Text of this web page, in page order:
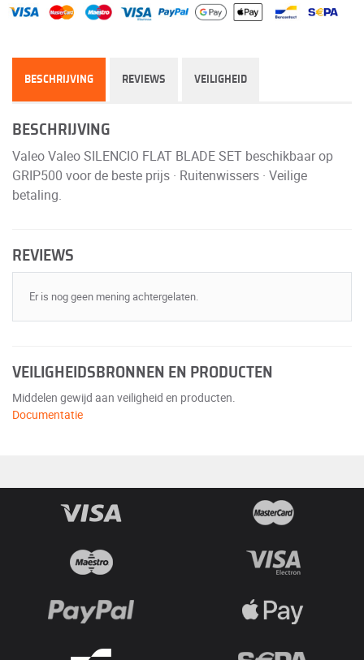
BESCHRIJVING REVIEWS VEILIGHEID
BESCHRIJVING
Valeo Valeo SILENCIO FLAT BLADE SET beschikbaar op
GRIP500 voor de beste prijs · Ruitenwissers · Veilige
betaling.
REVIEWS
Er is nog geen mening achtergelaten.
VEILIGHEIDSBRONNEN EN PRODUCTEN
Middelen gewijd aan veiligheid en producten.
Documentatie